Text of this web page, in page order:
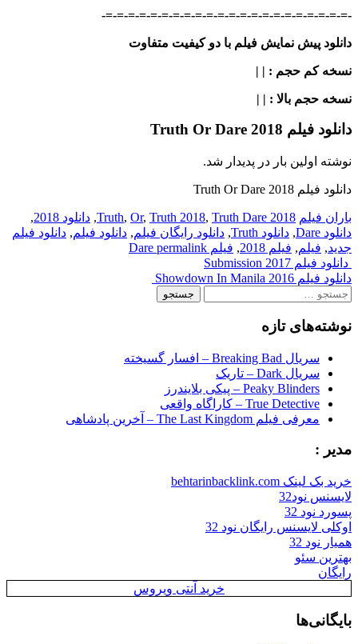
-=-=-=-=-=-=-=-=-=-=-=-=-=-=-=-=-=-=-=-=-=-=-
دانلود پیش نمایش فیلم با دو کیفیت متفاوت
نسخه کم حجم : | |
نسخه حجم بالا : | |
دانلود فیلم Truth Or Dare 2018
نوشته اولین بار در پدیدار شد.
دانلود فیلم Truth Or Dare 2018
باران فیلم 2018 Truth
, Or, Truth 2018, Truth Dare
, دانلود 2018
,
دانلود Dare
, دانلود Truth , دانلود رایگان فیلم, دانلود فیلم, دانلود فیلم
جدید, فیلم, فیلم 2018 , فیلم Dare permalink
Post
navigation
دانلود فیلم Submission 2017
دانلود فیلم Showdown In Manila 2016
جستجو
نوشته‌های تازه
سریال Breaking Bad – افسار گسیخته
سریال Dark – تاریک
Peaky Blinders – پیکی بلایندرز
True Detective – کاراگاه واقعی
معرفی فیلم The Last Kingdom – آخرین پادشاهی
مدیر :
خرید بک لینک behtarinbacklink.com
لایسنس نود32
پسورد نود 32
اوکلی لایسنس رایگان نود 32
همیار نود 32
بهترین سئو
رایگان
خرید آنتی ویروس
بایگانی‌ها